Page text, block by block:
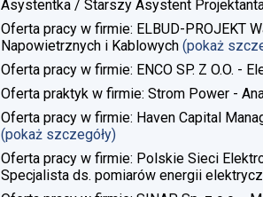
Asystentka / Starszy Asystent
Oferta pracy w firmie: ELBUD-PROJEKT
Napowietrznych i Kablowych (pokaż
Oferta pracy w firmie: ENCO SP. Z O.O. -
Oferta praktyk w firmie: Strom Power -
Oferta pracy w firmie: Haven Capital
(pokaż szczegóły)
Oferta pracy w firmie: Polskie Sieci
Specjalista ds. pomiarów energii